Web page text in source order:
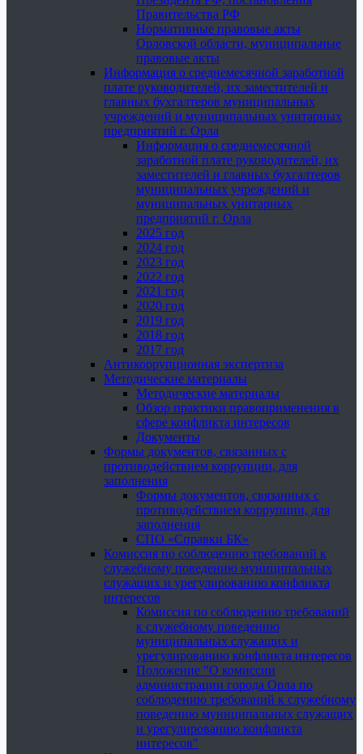
Правительства РФ
Нормативные правовые акты
Орловской области, муниципальные
правовые акты
Информация о среднемесячной заработной
плате руководителей, их заместителей и
главных бухгалтеров муниципальных
учреждений и муниципальных унитарных
предприятий г. Орла
Информация о среднемесячной
заработной плате руководителей, их
заместителей и главных бухгалтеров
муниципальных учреждений и
муниципальных унитарных
предприятий г. Орла
2025 год
2024 год
2023 год
2022 год
2021 год
2020 год
2019 год
2018 год
2017 год
Антикоррупционная экспертиза
Методические материалы
Методические материалы
Обзор практики правоприменения в
сфере конфликта интересов
Документы
Формы документов, связанных с
противодействием коррупции, для
заполнения
Формы документов, связанных с
противодействием коррупции, для
заполнения
СПО «Справки БК»
Комиссия по соблюдению требований к
служебному поведению муниципальных
служащих и урегулированию конфликта
интересов
Комиссия по соблюдению требований
к служебному поведению
муниципальных служащих и
урегулированию конфликта интересов
Положение "О комиссии
администрации города Орла по
соблюдению требований к служебному
поведению муниципальных служащих
и урегулированию конфликта
интересов"